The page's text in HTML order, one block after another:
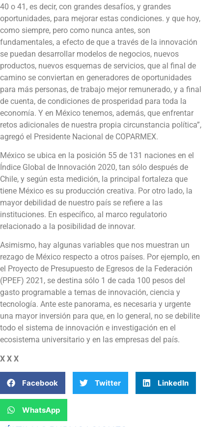
40 o 41, es decir, con grandes desafíos, y grandes
oportunidades, para mejorar estas condiciones. y que hoy,
como siempre, pero como nunca antes, son
fundamentales, a efecto de que a través de la innovación
se puedan desarrollar modelos de negocios, nuevos
productos, nuevos esquemas de servicios, que al final de
camino se conviertan en generadores de oportunidades
para más personas, de trabajo mejor remunerado, y a final
de cuenta, de condiciones de prosperidad para toda la
economía. Y en México tenemos, además, que enfrentar
retos adicionales de nuestra propia circunstancia política”,
agregó el Presidente Nacional de COPARMEX.
México se ubica en la posición 55 de 131 naciones en el
Índice Global de Innovación 2020, tan sólo después de
Chile, y según esta medición, la principal fortaleza que
tiene México es su producción creativa. Por otro lado, la
mayor debilidad de nuestro país se refiere a las
instituciones. En específico, al marco regulatorio
relacionado a la posibilidad de innovar.
Asimismo, hay algunas variables que nos muestran un
rezago de México respecto a otros países. Por ejemplo, en
el Proyecto de Presupuesto de Egresos de la Federación
(PPEF) 2021, se destina sólo 1 de cada 100 pesos del
gasto programable a temas de innovación, ciencia y
tecnología. Ante este panorama, es necesaria y urgente
una mayor inversión para que, en lo general, no se debilite
todo el sistema de innovación e investigación en el
ecosistema universitario y en las empresas del país.
X X X
Facebook Twitter LinkedIn
WhatsApp